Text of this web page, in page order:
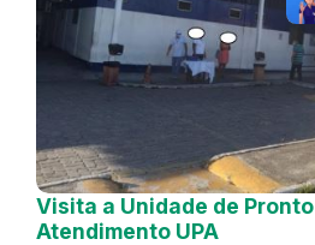
Visita a Unidade de Pronto
Atendimento UPA